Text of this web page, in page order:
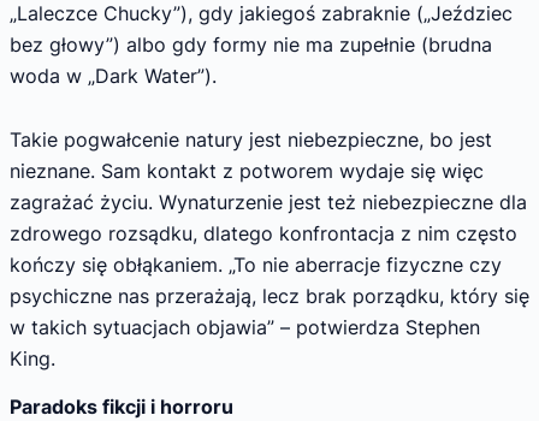
„Laleczce Chucky”), gdy jakiegoś zabraknie („Jeździec
bez głowy”) albo gdy formy nie ma zupełnie (brudna
woda w „Dark Water”).
Takie pogwałcenie natury jest niebezpieczne, bo jest
nieznane. Sam kontakt z potworem wydaje się więc
zagrażać życiu. Wynaturzenie jest też niebezpieczne dla
zdrowego rozsądku, dlatego konfrontacja z nim często
kończy się obłąkaniem. „To nie aberracje fizyczne czy
psychiczne nas przerażają, lecz brak porządku, który się
w takich sytuacjach objawia” – potwierdza Stephen
King.
Paradoks fikcji i horroru